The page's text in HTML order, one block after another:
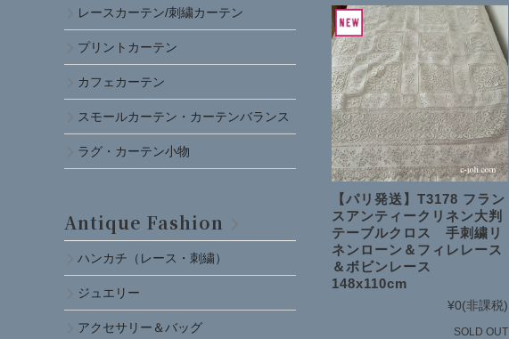
【パリ発送】T3178 フラン
スアンティークリネン大判
テーブルクロス 手刺繍リ
ネンローン＆フィレレース
＆ボビンレース
148x110cm
¥0(非課税)
SOLD OUT
レースカーテン/刺繍カーテン
プリントカーテン
カフェカーテン
スモールカーテン・カーテンバランス
ラグ・カーテン小物
Antique Fashion
ハンカチ（レース・刺繍）
ジュエリー
アクセサリー＆バッグ